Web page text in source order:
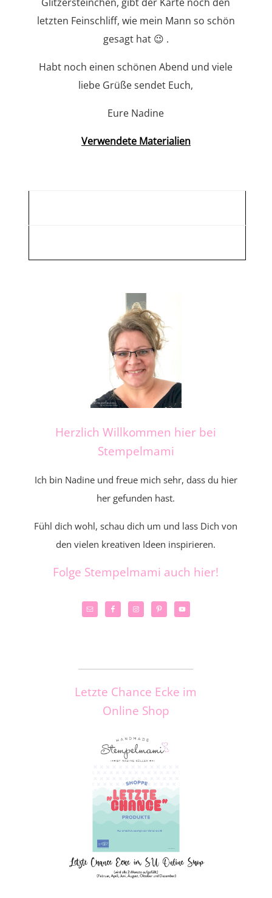
letzten Feinschliff, wie mein Mann so schön
gesagt hat 😉 .
Habt noch einen schönen Abend und viele
liebe Grüße sendet Euch,
Eure Nadine
Verwendete Materialien
Herzlich Willkommen hier bei
Stempelmami
Ich bin Nadine und freue mich sehr, dass du hier
her gefunden hast.
Fühl dich wohl, schau dich um und lass Dich von
den vielen kreativen Ideen inspirieren.
Folge Stempelmami auch hier!
Letzte Chance Ecke im
Online Shop